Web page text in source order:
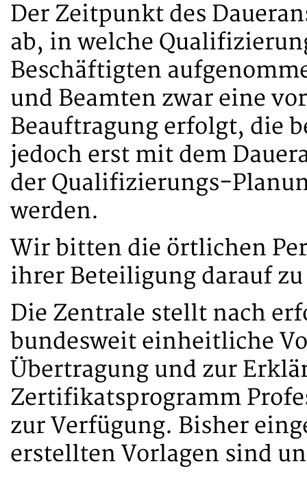
Der Zeitpunkt des
ab, in welche
Beschäftigten
und Beamten zwar eine
Beauftragung erfolgt, die
jedoch erst mit dem
der Qualifizierungs-
werden.
Wir bitten die örtlichen
ihrer Beteiligung darauf
Die Zentrale stellt nach
bundesweit einheitliche
Übertragung und zur
Zertifikatsprogramm
zur Verfügung. Bisher
erstellten Vorlagen sind